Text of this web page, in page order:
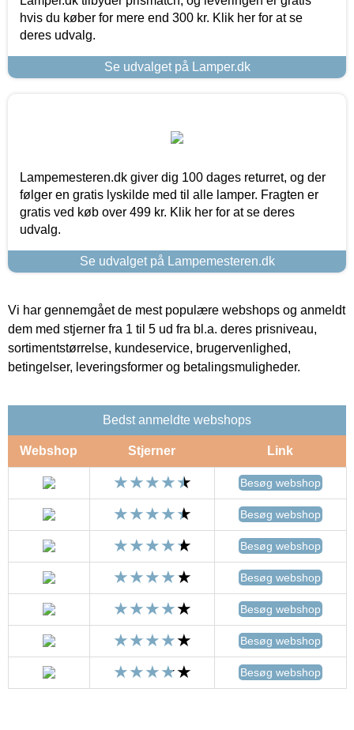
hvis du køber for mere end 300 kr. Klik her for at se
deres udvalg.
Se udvalget på Lamper.dk
Lampemesteren.dk giver dig 100 dages returret, og der
følger en gratis lyskilde med til alle lamper. Fragten er
gratis ved køb over 499 kr. Klik her for at se deres
udvalg.
Se udvalget på Lampemesteren.dk
Vi har gennemgået de mest populære webshops og anmeldt
dem med stjerner fra 1 til 5 ud fra bl.a. deres prisniveau,
sortimentstørrelse, kundeservice, brugervenlighed,
betingelser, leveringsformer og betalingsmuligheder.
Bedst anmeldte webshops
Webshop Stjerner Link
Besøg webshop
Besøg webshop
Besøg webshop
Besøg webshop
Besøg webshop
Besøg webshop
Besøg webshop